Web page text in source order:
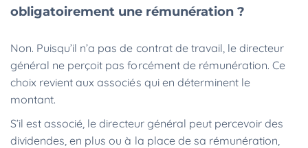
obligatoirement une rémunération ?
Non. Puisqu’il n’a pas de contrat de travail, le directeur
général ne perçoit pas forcément de rémunération. Ce
choix revient aux associés qui en déterminent le
montant.
S’il est associé, le directeur général peut percevoir des
dividendes, en plus ou à la place de sa rémunération,